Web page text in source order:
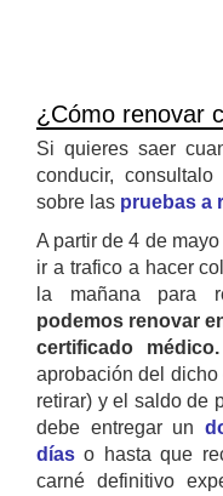
¿Cómo renovar
Si quieres saer
conducir, consultalo
sobre las pruebas a
A partir de 4 de
ir a trafico a hacer
la mañana para
podemos renovar
certificado médico.
aprobación del dicho
retirar) y el saldo de
debe entregar un
días o hasta que
carné definitivo